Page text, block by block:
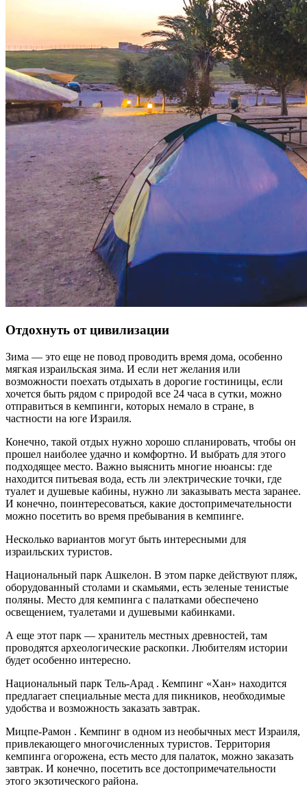
Отдохнуть от цивилизации
Зима — это еще не повод проводить время дома, особенно
мягкая израильская зима. И если нет желания или
возможности поехать отдыхать в дорогие гостиницы, если
хочется быть рядом с природой все 24 часа в сутки, можно
отправиться в кемпинги, которых немало в стране, в
частности на юге Израиля.
Конечно, такой отдых нужно хорошо спланировать, чтобы он
прошел наиболее удачно и комфортно. И выбрать для этого
подходящее место. Важно выяснить многие нюансы: где
находится питьевая вода, есть ли электрические точки, где
туалет и душевые кабины, нужно ли заказывать места заранее.
И конечно, поинтересоваться, какие достопримечательности
можно посетить во время пребывания в кемпинге.
Несколько вариантов могут быть интересными для
израильских туристов.
Национальный парк Ашкелон. В этом парке действуют пляж,
оборудованный столами и скамьями, есть зеленые тенистые
поляны. Место для кемпинга с палатками обеспечено
освещением, туалетами и душевыми кабинками.
А еще этот парк — хранитель местных древностей, там
проводятся археологические раскопки. Любителям истории
будет особенно интересно.
Национальный парк Тель-Арад . Кемпинг «Хан» находится
предлагает специальные места для пикников, необходимые
удобства и возможность заказать завтрак.
Мицпе-Рамон . Кемпинг в одном из необычных мест Израиля,
привлекающего многочисленных туристов. Территория
кемпинга огорожена, есть место для палаток, можно заказать
завтрак. И конечно, посетить все достопримечательности
этого экзотического района.